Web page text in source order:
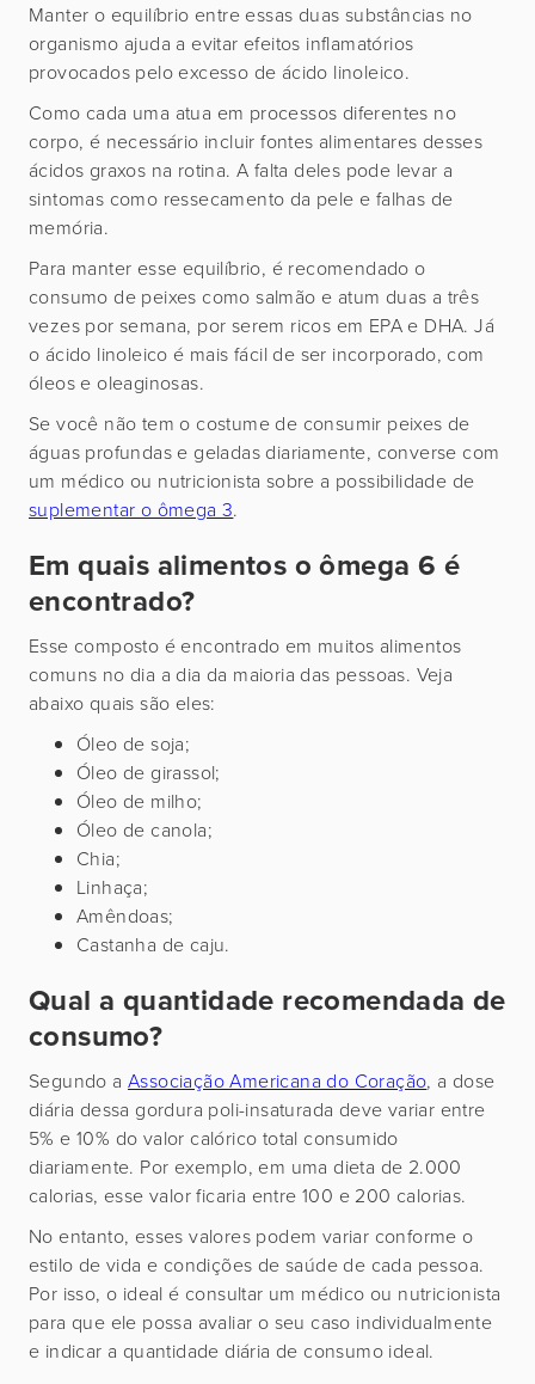
Manter o equilíbrio entre essas duas substâncias no
organismo ajuda a evitar efeitos inflamatórios
provocados pelo excesso de ácido linoleico.
Como cada uma atua em processos diferentes no
corpo, é necessário incluir fontes alimentares desses
ácidos graxos na rotina. A falta deles pode levar a
sintomas como ressecamento da pele e falhas de
memória.
Para manter esse equilíbrio, é recomendado o
consumo de peixes como salmão e atum duas a três
vezes por semana, por serem ricos em EPA e DHA. Já
o ácido linoleico é mais fácil de ser incorporado, com
óleos e oleaginosas.
Se você não tem o costume de consumir peixes de
águas profundas e geladas diariamente, converse com
um médico ou nutricionista sobre a possibilidade de
suplementar o ômega 3.
Em quais alimentos o ômega 6 é
encontrado?
Esse composto é encontrado em muitos alimentos
comuns no dia a dia da maioria das pessoas. Veja
abaixo quais são eles:
Óleo de soja;
Óleo de girassol;
Óleo de milho;
Óleo de canola;
Chia;
Linhaça;
Amêndoas;
Castanha de caju.
Qual a quantidade recomendada de
consumo?
Segundo aAssociação Americana do Coração, a dose
diária dessa gordura poli-insaturada deve variar entre
5% e 10% do valor calórico total consumido
diariamente. Por exemplo, em uma dieta de 2.000
calorias, esse valor ficaria entre 100 e 200 calorias.
No entanto, esses valores podem variar conforme o
estilo de vida e condições de saúde de cada pessoa.
Por isso, o ideal é consultar um médico ou nutricionista
para que ele possa avaliar o seu caso individualmente
e indicar a quantidade diária de consumo ideal.